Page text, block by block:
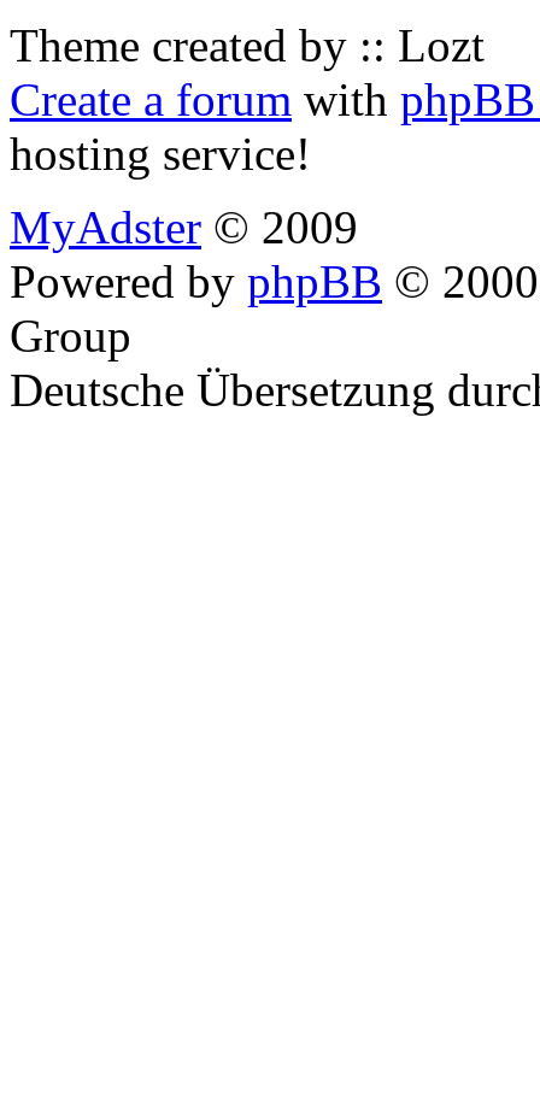
Theme created by :: Lozt
Create a forum with
hosting service!
MyAdster © 2009
Powered by phpBB ©
Group
Deutsche Übersetzung